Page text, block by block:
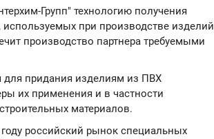
Групп" технологию получения
при производстве изделий
производство партнера требуемыми
придания изделиям из ПВХ
их применения и в частности
материалов.
российский рынок специальных